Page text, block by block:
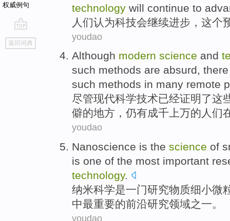
权威例句
go
top
返回词典
technology will continue to
人们认为科技会继续进步 ，这个
youdao
Although modern science and
such methods are absurd,
such methods in many remote
尽管现代科学技术已经证明了这
僻的地方， 仍有成千 上万的 人们
youdao
Nanoscience is the science of
is one of the most important
technology.
纳米科学是一门研究物质细小微
中最重要的前沿研究领域之一。
youdao